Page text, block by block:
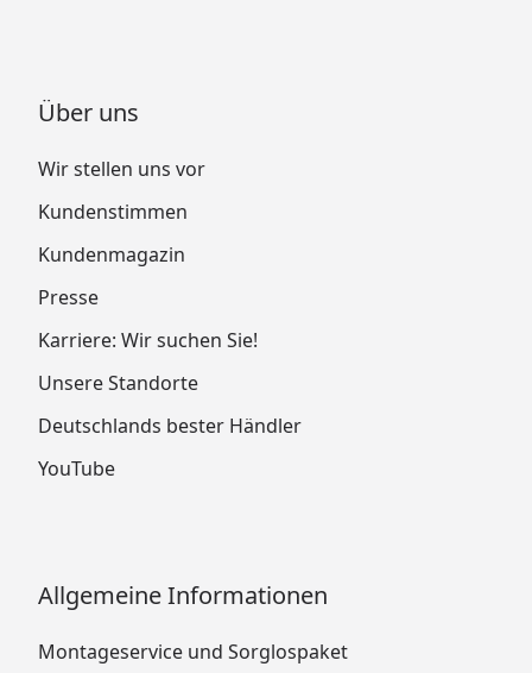
Über uns
Wir stellen uns vor
Kundenstimmen
Kundenmagazin
Presse
Karriere: Wir suchen Sie!
Unsere Standorte
Deutschlands bester Händler
YouTube
Allgemeine Informationen
Montageservice und Sorglospaket